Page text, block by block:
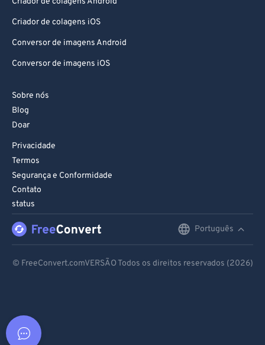
Criador de colagens iOS
Conversor de imagens Android
Conversor de imagens iOS
Sobre nós
Blog
Doar
Privacidade
Termos
Segurança e Conformidade
Contato
status
Português
© FreeConvert.comVERSÃO Todos os direitos reservados (2026)